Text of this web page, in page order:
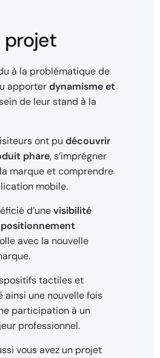
projet
à la problématique de
apporterdynamisme et
de leur stand à la
ont pudécouvrir
phare, s’imprégner
marque et comprendre
mobile.
d’unevisibilité
positionnement
avec la nouvelle
tactiles et
ainsi une nouvelle fois
participation à un
professionnel.
vous avez un projet